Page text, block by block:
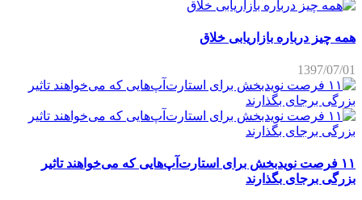
همه چیز درباره بازاریابی خلاق
1397/07/01
۱۱ فرصت نویدبخش برای استارت‌آپ‌هایی که می‌خواهند تاثیر
بزرگی برجای بگذارند